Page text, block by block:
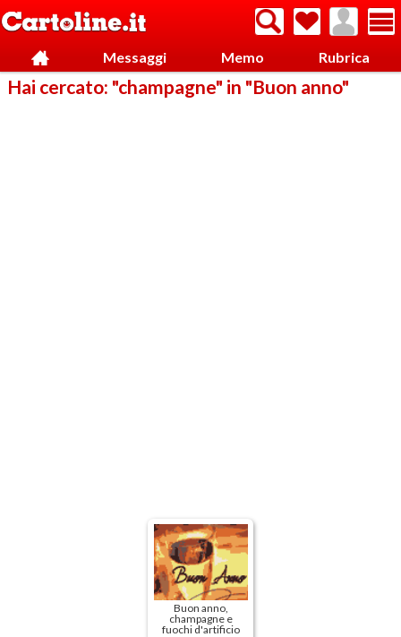
Messaggi Memo Rubrica
Hai cercato: "champagne" in "Buon anno"
Buon anno,
champagne e
fuochi d'artificio